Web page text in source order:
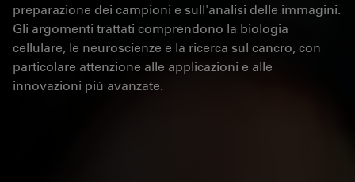
preparazione dei campioni e sull'analisi delle immagini.
Gli argomenti trattati comprendono la biologia
cellulare, le neuroscienze e la ricerca sul cancro, con
particolare attenzione alle applicazioni e alle
innovazioni più avanzate.